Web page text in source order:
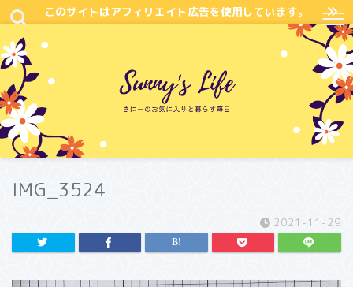
このサイトはアフィリエイト広告を使用しています。
IMG_3524
2021-11-29